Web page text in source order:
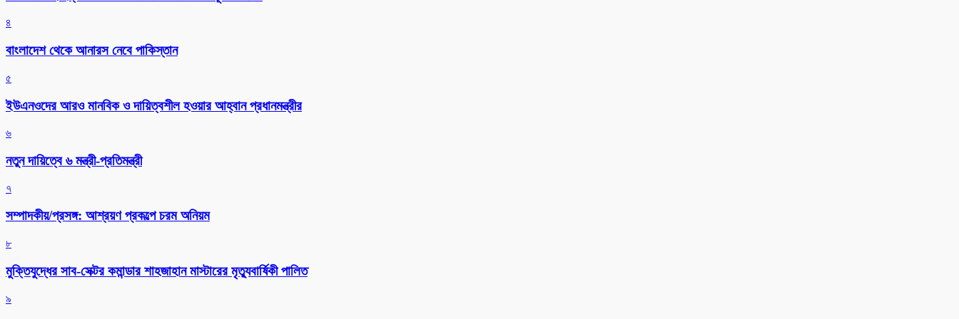
৪
বাংলাদেশ থেকে আনারস নেবে পাকিস্তান
৫
ইউএনওদের আরও মানবিক ও দায়িত্বশীল হওয়ার আহ্বান প্রধানমন্ত্রীর
৬
নতুন দায়িত্বে ৬ মন্ত্রী-প্রতিমন্ত্রী
৭
সম্পাদকীয়/প্রসঙ্গ: আশ্রয়ণ প্রকল্পে চরম অনিয়ম
৮
মুক্তিযুদ্ধের সাব-সেক্টর কমান্ডার শাহজাহান মাস্টারের মৃত্যুবার্ষিকী পালিত
৯